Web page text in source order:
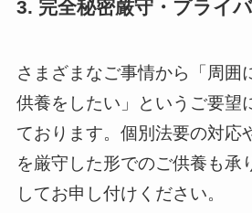
3. 完全秘密厳守・プライ
さまざまなご事情から「周囲
供養をしたい」というご要望
ております。個別法要の対応
を厳守した形でのご供養も承
してお申し付けください。